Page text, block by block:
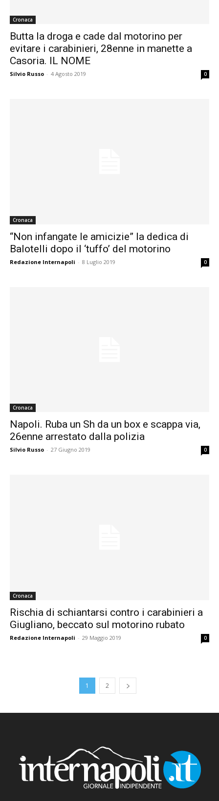
Cronaca
Butta la droga e cade dal motorino per
evitare i carabinieri, 28enne in manette a
Casoria. IL NOME
Silvio Russo - 4 Agosto 2019 0
Cronaca
“Non infangate le amicizie” la dedica di
Balotelli dopo il ‘tuffo’ del motorino
Redazione Internapoli - 8 Luglio 2019 0
Cronaca
Napoli. Ruba un Sh da un box e scappa via,
26enne arrestato dalla polizia
Silvio Russo - 27 Giugno 2019 0
Cronaca
Rischia di schiantarsi contro i carabinieri a
Giugliano, beccato sul motorino rubato
Redazione Internapoli - 29 Maggio 2019 0
1 2